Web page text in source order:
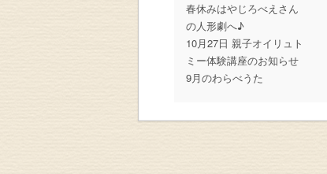
春休みはやじろべえさん
の人形劇へ♪
10月27日 親子オイリュト
ミー体験講座のお知らせ
9月のわらべうた